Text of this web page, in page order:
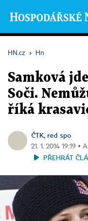
HN.cz › Hn
Samková
Soči.
říká
ČTK, red spo
21. 1. 2014 19:19 ▪
PŘEHRÁT